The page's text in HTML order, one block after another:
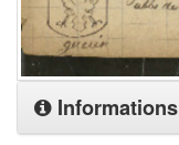
Informations